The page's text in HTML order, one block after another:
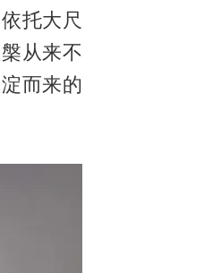
托大尺
从来不
而来的